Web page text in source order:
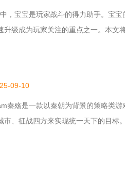
，宝宝是玩家战斗的得力助手。宝宝
级成为玩家关注的重点之一。本文
09-10
秦殇是一款以秦朝为背景的策略类游
、征战四方来实现统一天下的目标